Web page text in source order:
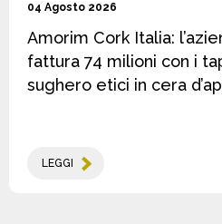
04 Agosto 2026
Amorim Cork Italia:
fattura 74 milioni con i
sughero etici in cera
LEGGI